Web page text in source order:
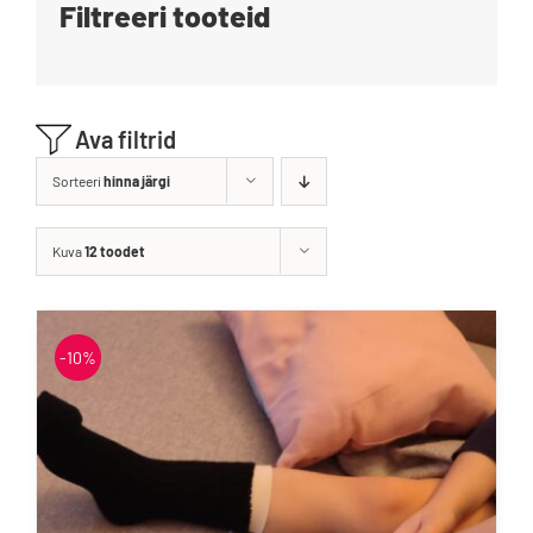
BrändidAva filtrid
Sorteeri hinna järgi
Kuva12 toodet
-10%
Filtreeri tooteid